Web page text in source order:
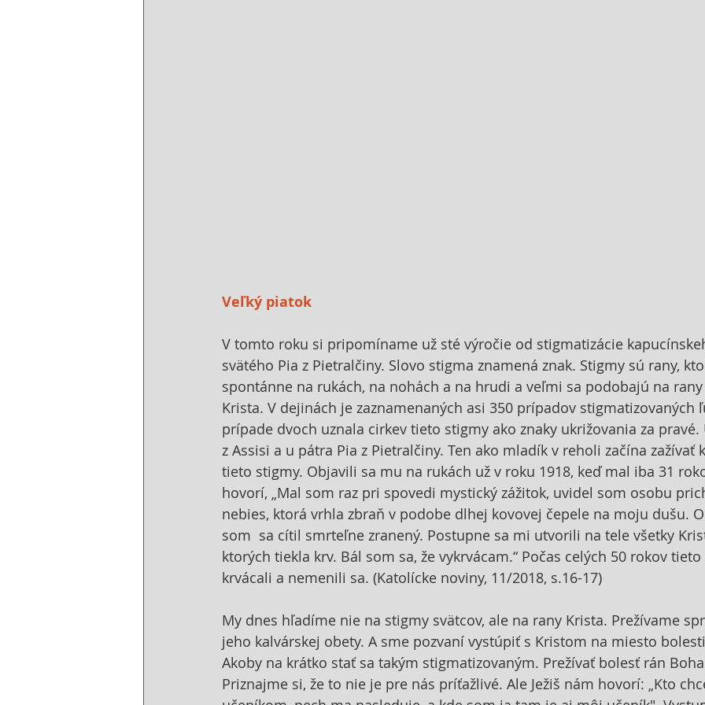
Veľký piatok
V tomto roku si pripomíname už sté výročie od stigmatizácie
svätého Pia z Pietralčiny. Slovo stigma znamená znak. Stigmy sú rany,
spontánne na rukách, na nohách a na hrudi a veľmi sa podobajú na
Krista. V dejinách je zaznamenaných asi 350 prípadov stigmatizovaných
prípade dvoch uznala cirkev tieto stigmy ako znaky ukrižovania za pravé.
z Assisi a u pátra Pia z Pietralčiny. Ten ako mladík v reholi začína zažívať
tieto stigmy. Objavili sa mu na rukách už v roku 1918, keď mal iba 31
hovorí, „Mal som raz pri spovedi mystický zážitok, uvidel som osobu
nebies, ktorá vrhla zbraň v podobe dlhej kovovej čepele na moju dušu.
som  sa cítil smrteľne zranený. Postupne sa mi utvorili na tele všetky
ktorých tiekla krv. Bál som sa, že vykrvácam.“ Počas celých 50 rokov
krvácali a nemenili sa. (Katolícke noviny, 11/2018, s.16-17)
My dnes hľadíme nie na stigmy svätcov, ale na rany Krista. Prežívame
jeho kalvárskej obety. A sme pozvaní vystúpiť s Kristom na miesto
Akoby na krátko stať sa takým stigmatizovaným. Prežívať bolesť rán
Priznajme si, že to nie je pre nás príťažlivé. Ale Ježiš nám hovorí: „Kto